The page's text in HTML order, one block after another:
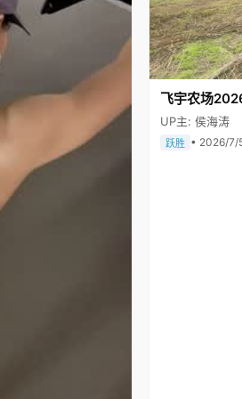
飞宇农场
UP主: 侯海涛
跃胜 • 2026/7/